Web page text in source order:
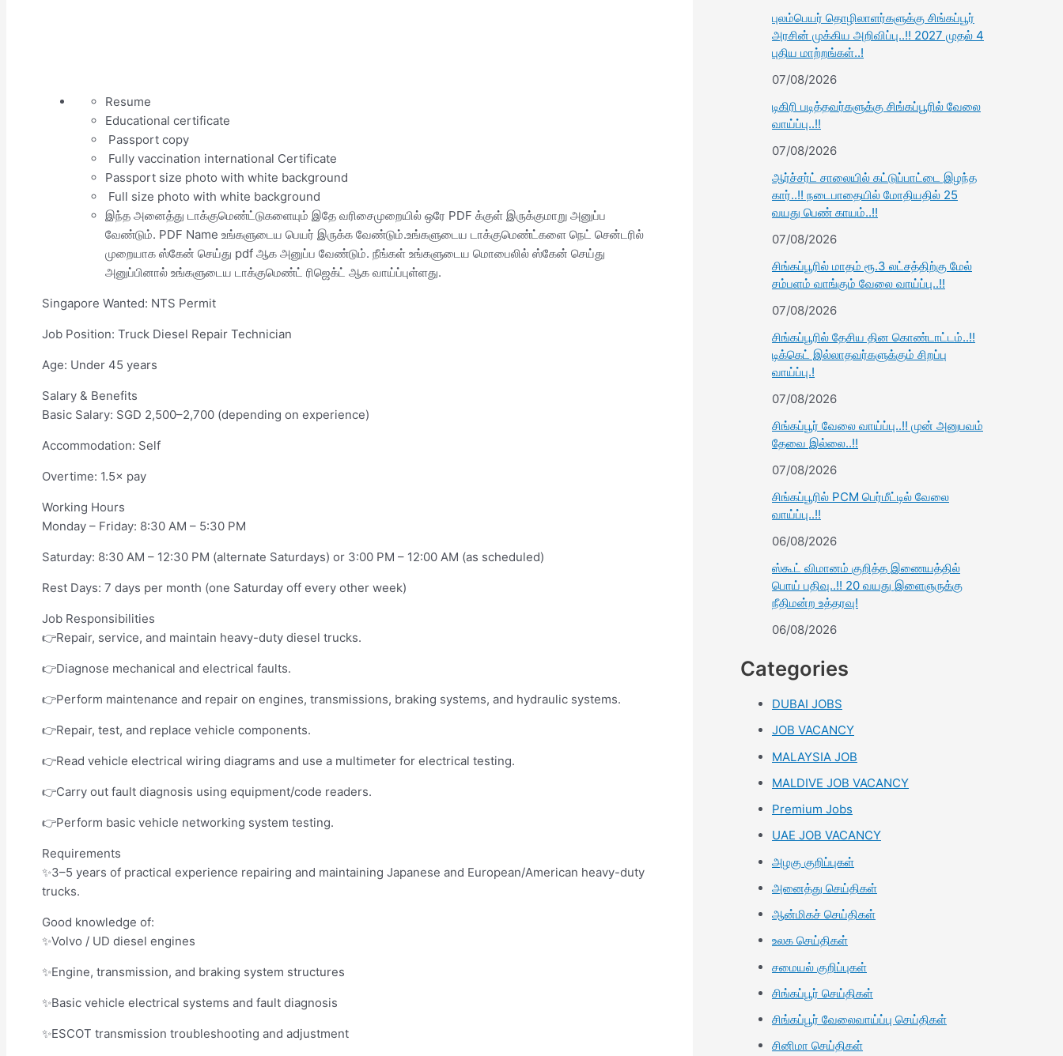
Resume
Educational certificate
Passport copy
Fully vaccination international Certificate
Passport size photo with white background
Full size photo with white background
இந்த அனைத்து டாக்குமெண்ட்டுகளையும் இதே வரிசைமுறையில் ஒரே PDF க்குள் இருக்குமாறு அனுப்ப
வேண்டும். PDF Name உங்களுடைய பெயர் இருக்க வேண்டும்.உங்களுடைய டாக்குமெண்ட்களை நெட் சென்டரில்
முறையாக ஸ்கேன் செய்து pdf ஆக அனுப்ப வேண்டும். நீங்கள் உங்களுடைய மொபைலில் ஸ்கேன் செய்து
அனுப்பினால் உங்களுடைய டாக்குமெண்ட் ரிஜெக்ட் ஆக வாய்ப்புள்ளது.
Singapore Wanted: NTS Permit
Job Position: Truck Diesel Repair Technician
Age: Under 45 years
Salary & Benefits
Basic Salary: SGD 2,500–2,700 (depending on experience)
Accommodation: Self
Overtime: 1.5× pay
Working Hours
Monday – Friday: 8:30 AM – 5:30 PM
Saturday: 8:30 AM – 12:30 PM (alternate Saturdays) or 3:00 PM – 12:00 AM (as scheduled)
Rest Days: 7 days per month (one Saturday off every other week)
Job Responsibilities
👉Repair, service, and maintain heavy-duty diesel trucks.
👉Diagnose mechanical and electrical faults.
👉Perform maintenance and repair on engines, transmissions, braking systems, and hydraulic systems.
👉Repair, test, and replace vehicle components.
👉Read vehicle electrical wiring diagrams and use a multimeter for electrical testing.
👉Carry out fault diagnosis using equipment/code readers.
👉Perform basic vehicle networking system testing.
Requirements
✨3–5 years of practical experience repairing and maintaining Japanese and European/American heavy-duty
trucks.
Good knowledge of:
✨Volvo / UD diesel engines
✨Engine, transmission, and braking system structures
✨Basic vehicle electrical systems and fault diagnosis
✨ESCOT transmission troubleshooting and adjustment
புலம்பெயர் தொழிலாளர்களுக்கு சிங்கப்பூர்
அரசின் முக்கிய அறிவிப்பு..!! 2027 முதல் 4
புதிய மாற்றங்கள்..!
07/08/2026
டிகிரி படித்தவர்களுக்கு சிங்கப்பூரில் வேலை
வாய்ப்பு..!!
07/08/2026
ஆர்ச்சர்ட் சாலையில் கட்டுப்பாட்டை இழந்த
கார்..!! நடைபாதையில் மோதியதில் 25
வயது பெண் காயம்..!!
07/08/2026
சிங்கப்பூரில் மாதம் ரூ.3 லட்சத்திற்கு மேல்
சம்பளம் வாங்கும் வேலை வாய்ப்பு..!!
07/08/2026
சிங்கப்பூரில் தேசிய தின கொண்டாட்டம்..!!
டிக்கெட் இல்லாதவர்களுக்கும் சிறப்பு
வாய்ப்பு.!
07/08/2026
சிங்கப்பூர் வேலை வாய்ப்பு..!! முன் அனுபவம்
தேவை இல்லை..!!
07/08/2026
சிங்கப்பூரில் PCM பெர்மீட்டில் வேலை
வாய்ப்பு..!!
06/08/2026
ஸ்கூட் விமானம் குறித்த இணையத்தில்
பொய் பதிவு..!! 20 வயது இளைஞருக்கு
நீதிமன்ற உத்தரவு!
06/08/2026
Categories
DUBAI JOBS
JOB VACANCY
MALAYSIA JOB
MALDIVE JOB VACANCY
Premium Jobs
UAE JOB VACANCY
அழகு குறிப்புகள்
அனைத்து செய்திகள்
ஆன்மிகச் செய்திகள்
உலக செய்திகள்
சமையல் குறிப்புகள்
சிங்கப்பூர் செய்திகள்
சிங்கப்பூர் வேலைவாய்ப்பு செய்திகள்
சினிமா செய்திகள்